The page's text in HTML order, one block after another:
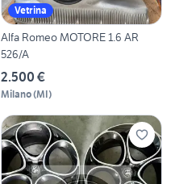
Vetrina
Alfa Romeo MOTORE 1.6 AR
526/A
2.500 €
Milano(MI)